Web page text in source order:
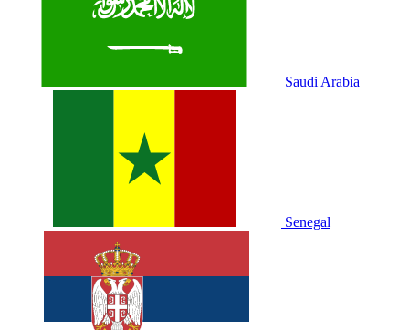
Saudi Arabia
Senegal